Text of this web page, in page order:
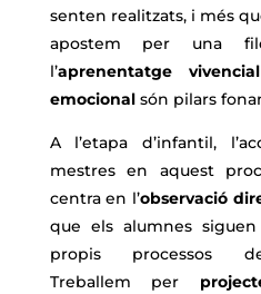
senten realitzats, i més
apostem per una
l’aprenentatge vivencial
emocionalsón pilars
A l’etapa d’infantil,
mestres en aquest
centra en l’observació
que els alumnes
propis processos
Treballem per